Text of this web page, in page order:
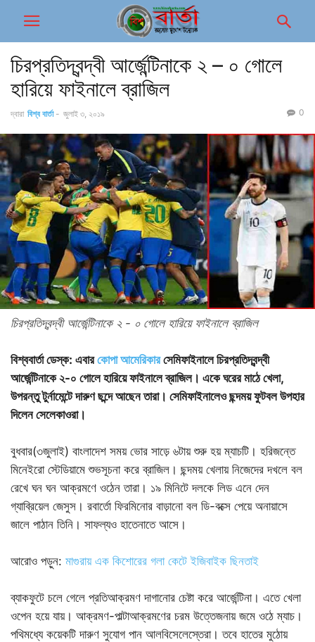
চিরপ্রতিদ্বন্দ্বী আর্জেন্টিনাকে ২ – ০ গোলে
হারিয়ে ফাইনালে ব্রাজিল
দ্বারা বিশ্ব বার্তা - জুলাই ৩, ২০১৯ 0
চিরপ্রতিদ্বন্দ্বী আর্জেন্টিনাকে ২ - ০ গোলে হারিয়ে ফাইনালে ব্রাজিল
বিশ্ববার্তা ডেস্ক: এবারকোপা আমেরিকারসেমিফাইনালে চিরপ্রতিদ্বন্দ্বী
আর্জেন্টিনাকে ২-০ গোলে হারিয়ে ফাইনালে ব্রাজিল। একে ঘরের মাঠে খেলা,
উপরন্তু টুর্নামেন্টে দারুণ ছন্দে আছেন তারা। সেমিফাইনালেও ছন্দময় ফুটবল উপহার
দিলেন সেলেকাওরা।
বুধবার(৩জুলাই) বাংলাদেশ সময় ভোর সাড়ে ৬টায় শুরু হয় ম্যাচটি। হরিজন্তে
মিনেইরো স্টেডিয়ামে শুভসূচনা করে ব্রাজিল। ছন্দময় খেলায় নিজেদের দখলে বল
রেখে ঘন ঘন আক্রমণে ওঠেন তারা। ১৯ মিনিটে দলকে লিড এনে দেন
গ্যাব্রিয়েল জেসুস। রবার্তো ফিরমিনোর বাড়ানো বল ডি-বক্সে পেয়ে অনায়াসে
জালে পাঠান তিনি। সাফল্যও হাতেনাতে আসে।
আরোও পড়ুন: মাগুরায় এক কিশোরের গলা কেটে ইজিবাইক ছিনতাই
ব্যাকফুটে চলে গেলে প্রতিআক্রমণ দাগানোর চেষ্টা করে আর্জেন্টিনা। এতে খেলা
ওপেন হয়ে যায়। আক্রমণ-পাল্টাআক্রমণের চরম উত্তেজনায় জমে ওঠে ম্যাচ।
পথিমধ্যে কয়েকটি দারুণ সুযোগ পান আলবিসেলেস্তেরা। তবে হাতের মুঠোয়